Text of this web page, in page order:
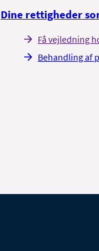
Dine rettigheder
Få vejledning
Behandling af